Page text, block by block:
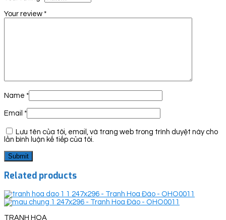
Your review *
Name *
Email *
Lưu tên của tôi, email, và trang web trong trình duyệt này cho
lần bình luận kế tiếp của tôi.
Related products
TRANH HOA